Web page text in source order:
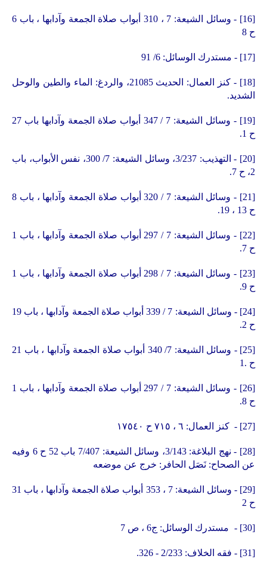
[16]
- وسائل الشيعة: 7 ، 310 أبواب صلاة الجمعة وآدابها ، باب 6
ح 8
[17] - مستدرك الوسائل: 6/ 91
[18]
- كنز العمال: الحديث 21085، والردغ: الماء والطين والوحل
الشديد.
[19]
- وسائل الشيعة: 7 / 347
أبواب صلاة الجمعة وآدابها باب 27
ح 1.
[20]
- التهذيب: 3/237، وسائل الشيعة: 7/ 300، نفس الأبواب، باب
2، ح 7.
[21]
- وسائل الشيعة: 7 / 320 أبواب صلاة الجمعة وآدابها ، باب 8
ح 13 ، 19.
[22]
- وسائل الشيعة: 7 / 297 أبواب صلاة الجمعة وآدابها ، باب 1
ح 7.
[23]
- وسائل الشيعة: 7 / 298 أبواب صلاة الجمعة وآدابها ، باب 1
ح 9.
[24]
-
وسائل الشيعة: 7 / 339 أبواب صلاة الجمعة وآدابها ، باب 19
ح 2.
[25]
-
وسائل الشيعة: 7/ 340 أبواب صلاة الجمعة وآدابها ، باب 21
ح .1
[26]
- وسائل الشيعة: 7 / 297 أبواب صلاة الجمعة وآدابها ، باب 1
ح 8.
[27]
- كنز العمال: ٦ ، ٧١٥ ح ١٧٥٤٠
[28]
- نهج البلاغة: 3/143، وسائل الشيعة: 7/407 باب 52 ح 6 وفيه
عن الصحاح: نَصَل الحافر: خرج عن موضعه
[29]
- وسائل الشيعة: 7 ، 353 أبواب صلاة الجمعة وآدابها ، باب 31
ح 2
[30]
- مستدرك الوسائل: ج6 ، ص 7
[31] - فقه الخلاف: 2/233 - 326.